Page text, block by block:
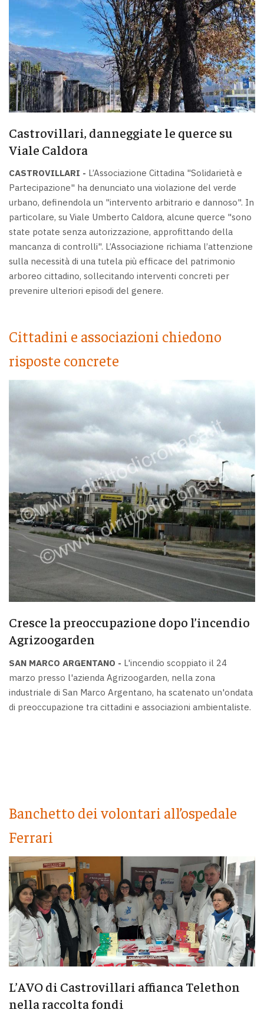
Castrovillari, danneggiate le querce su
Viale Caldora
CASTROVILLARI - L’Associazione Cittadina "Solidarietà e
Partecipazione" ha denunciato una violazione del verde
urbano, definendola un "intervento arbitrario e dannoso". In
particolare, su Viale Umberto Caldora, alcune querce "sono
state potate senza autorizzazione, approfittando della
mancanza di controlli". L’Associazione richiama l’attenzione
sulla necessità di una tutela più efficace del patrimonio
arboreo cittadino, sollecitando interventi concreti per
prevenire ulteriori episodi del genere.
Cittadini e associazioni chiedono
risposte concrete
Cresce la preoccupazione dopo l’incendio
Agrizoogarden
SAN MARCO ARGENTANO - L'incendio scoppiato il 24
marzo presso l'azienda Agrizoogarden, nella zona
industriale di San Marco Argentano, ha scatenato un'ondata
di preoccupazione tra cittadini e associazioni ambientaliste.
Banchetto dei volontari all’ospedale
Ferrari
L’AVO di Castrovillari affianca Telethon
nella raccolta fondi